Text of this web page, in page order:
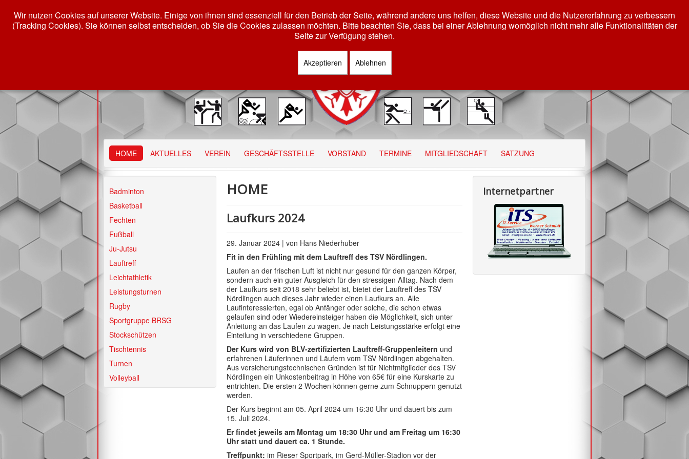
HOME AKTUELLES VEREIN GESCHÄFTSSTELLE VORSTAND TERMINE MITGLIEDSCHAFT SATZUNG
Badminton
Basketball
Fechten
Fußball
Ju-Jutsu
Lauftreff
Leichtathletik
Leistungsturnen
Rugby
Sportgruppe BRSG
Stockschützen
Tischtennis
Turnen
Volleyball
HOME
Laufkurs 2024
29. Januar 2024 | von Hans Niederhuber
Fit in den Frühling mit dem Lauftreff des TSV Nördlingen.
Laufen an der frischen Luft ist nicht nur gesund für den ganzen Körper,
sondern auch ein guter Ausgleich für den stressigen Alltag. Nach dem
der Laufkurs seit 2018 sehr beliebt ist, bietet der Lauftreff des TSV
Nördlingen auch dieses Jahr wieder einen Laufkurs an. Alle
Laufinteressierten, egal ob Anfänger oder solche, die schon etwas
gelaufen sind oder Wiedereinsteiger haben die Möglichkeit, sich unter
Anleitung an das Laufen zu wagen. Je nach Leistungsstärke erfolgt eine
Einteilung in verschiedene Gruppen.
Der Kurs wird von BLV-zertifizierten Lauftreff-Gruppenleitern und
erfahrenen Läuferinnen und Läufern vom TSV Nördlingen abgehalten.
Aus versicherungstechnischen Gründen ist für Nichtmitglieder des TSV
Nördlingen ein Unkostenbeitrag in Höhe von 65€ für eine Kurskarte zu
entrichten. Die ersten 2 Wochen können gerne zum Schnuppern genutzt
werden.
Der Kurs beginnt am 05. April 2024 um 16:30 Uhr und dauert bis zum
15. Juli 2024.
Er findet jeweils am Montag um 18:30 Uhr und am Freitag um 16:30
Uhr statt und dauert ca. 1 Stunde.
Treffpunkt: im Rieser Sportpark, im Gerd-Müller-Stadion vor der
Internetpartner
Wir nutzen Cookies auf unserer Website. Einige von ihnen sind essenziell für den Betrieb der Seite, während andere uns helfen, diese Website und die Nutzererfahrung zu verbessern
(Tracking Cookies). Sie können selbst entscheiden, ob Sie die Cookies zulassen möchten. Bitte beachten Sie, dass bei einer Ablehnung womöglich nicht mehr alle Funktionalitäten der
Seite zur Verfügung stehen.
Akzeptieren Ablehnen